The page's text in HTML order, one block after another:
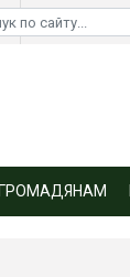
ГРОМАДЯНАМ